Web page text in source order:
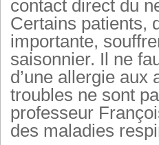
contact direct du
Certains patients,
importante,
saisonnier. Il ne
d’une allergie aux
troubles ne sont
professeur
des maladies